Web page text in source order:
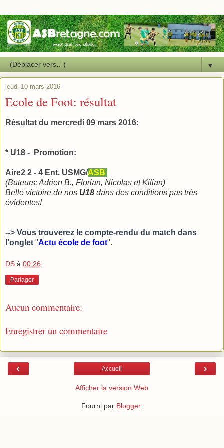
▼
jeudi 10 mars 2016
Ecole de Foot: résultat
Résultat du mercredi 09 mars 2016:
* U18 - Promotion:
Aire2 2 - 4 Ent. USMG/ASB
(Buteurs: Adrien B., Florian, Nicolas et Kilian)
Belle victoire de nos U18 dans des conditions pas très
évidentes!
--> Vous trouverez le compte-rendu du match dans
l'onglet "Actu école de foot".
DS à 00:26
Partager
Aucun commentaire:
Enregistrer un commentaire
‹ ›
Accueil
Afficher la version Web
Fourni par Blogger.